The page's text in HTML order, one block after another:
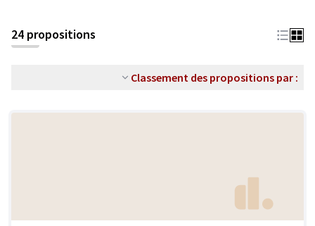
24 propositions
Classement des propositions par :